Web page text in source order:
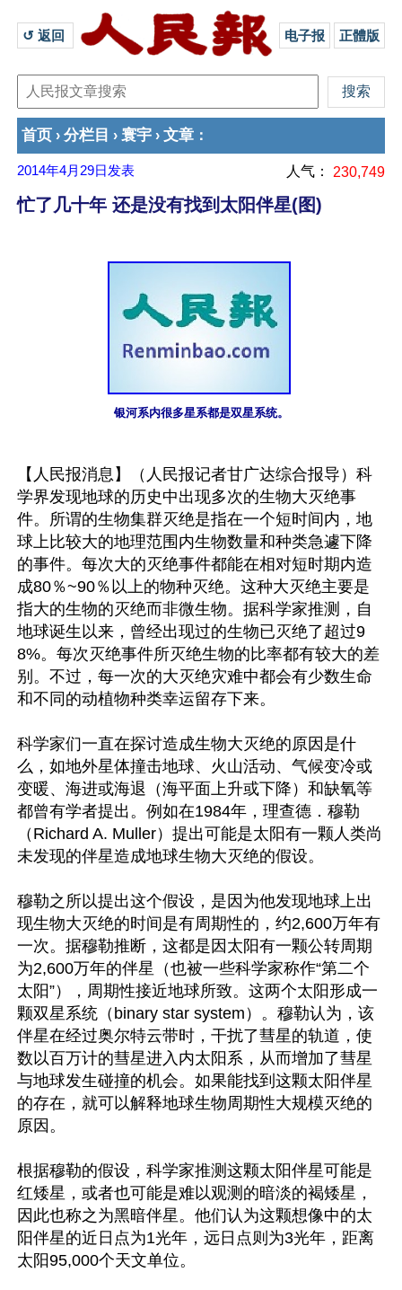
↺ 返回 电子报 正體版
首页 › 分栏目 › 寰宇 › 文章 ：
2014年4月29日 发表 人气： 230,749
忙了几十年 还是没有找到太阳伴星(图)
银河系内很多星系都是双星系统。
【人民报消息】（人民报记者甘广达综合报导）科
学界发现地球的历史中出现多次的生物大灭绝事
件。所谓的生物集群灭绝是指在一个短时间内，地
球上比较大的地理范围内生物数量和种类急遽下降
的事件。每次大的灭绝事件都能在相对短时期内造
成80％~90％以上的物种灭绝。这种大灭绝主要是
指大的生物的灭绝而非微生物。据科学家推测，自
地球诞生以来，曾经出现过的生物已灭绝了超过9
8%。每次灭绝事件所灭绝生物的比率都有较大的差
别。不过，每一次的大灭绝灾难中都会有少数生命
和不同的动植物种类幸运留存下来。
科学家们一直在探讨造成生物大灭绝的原因是什
么，如地外星体撞击地球、火山活动、气候变冷或
变暖、海进或海退（海平面上升或下降）和缺氧等
都曾有学者提出。例如在1984年，理查德．穆勒
（Richard A. Muller）提出可能是太阳有一颗人类尚
未发现的伴星造成地球生物大灭绝的假设。
穆勒之所以提出这个假设，是因为他发现地球上出
现生物大灭绝的时间是有周期性的，约2,600万年有
一次。据穆勒推断，这都是因太阳有一颗公转周期
为2,600万年的伴星（也被一些科学家称作“第二个
太阳”），周期性接近地球所致。这两个太阳形成一
颗双星系统（binary star system）。穆勒认为，该
伴星在经过奥尔特云带时，干扰了彗星的轨道，使
数以百万计的彗星进入内太阳系，从而增加了彗星
与地球发生碰撞的机会。如果能找到这颗太阳伴星
的存在，就可以解释地球生物周期性大规模灭绝的
原因。
根据穆勒的假设，科学家推测这颗太阳伴星可能是
红矮星，或者也可能是难以观测的暗淡的褐矮星，
因此也称之为黑暗伴星。他们认为这颗想像中的太
阳伴星的近日点为1光年，远日点则为3光年，距离
太阳95,000个天文单位。